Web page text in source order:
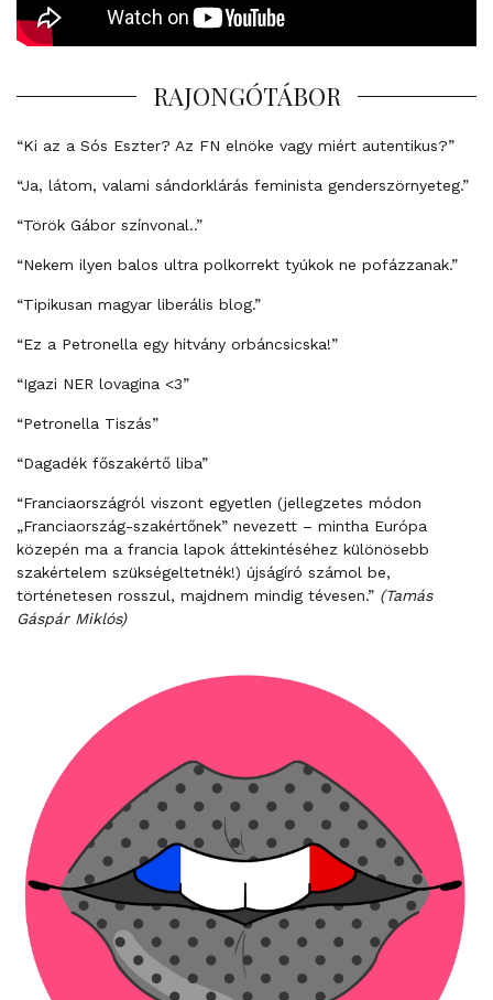
RAJONGÓTÁBOR
“Ki az a Sós Eszter? Az FN elnöke vagy miért autentikus?”
“Ja, látom, valami sándorklárás feminista genderszörnyeteg.”
“Török Gábor színvonal..”
“Nekem ilyen balos ultra polkorrekt tyúkok ne pofázzanak.”
“Tipikusan magyar liberális blog.”
“Ez a Petronella egy hitvány orbáncsicska!”
“Igazi NER lovagina <3”
“Petronella Tiszás”
“Dagadék főszakértő liba”
“Franciaországról viszont egyetlen (jellegzetes módon
„Franciaország-szakértőnek” nevezett – mintha Európa
közepén ma a francia lapok áttekintéséhez különösebb
szakértelem szükségeltetnék!) újságíró számol be,
történetesen rosszul, majdnem mindig tévesen.” (Tamás
Gáspár Miklós)